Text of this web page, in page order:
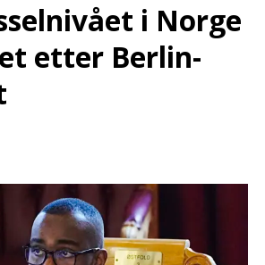
i Norge
etter Berlin-